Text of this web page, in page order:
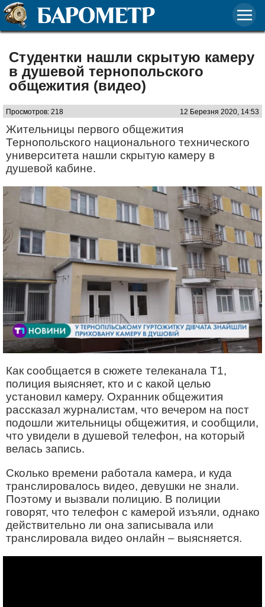
Студентки нашли скрытую камеру
в душевой тернопольского
общежития (видео)
Просмотров: 218 12 Березня 2020, 14:53
Жительницы первого общежития
Тернопольского национального технического
университета нашли скрытую камеру в
душевой кабине.
Как сообщается в сюжете телеканала Т1,
полиция выясняет, кто и с какой целью
установил камеру. Охранник общежития
рассказал журналистам, что вечером на пост
подошли жительницы общежития, и сообщили,
что увидели в душевой телефон, на который
велась запись.
Сколько времени работала камера, и куда
транслировалось видео, девушки не знали.
Поэтому и вызвали полицию. В полиции
говорят, что телефон с камерой изъяли, однако
действительно ли она записывала или
транслировала видео онлайн – выясняется.